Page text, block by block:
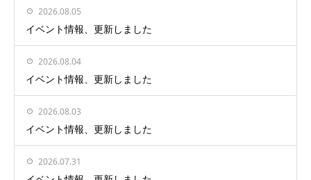
2026.08.05
イベント情報、更新しました
2026.08.04
イベント情報、更新しました
2026.08.03
イベント情報、更新しました
2026.07.31